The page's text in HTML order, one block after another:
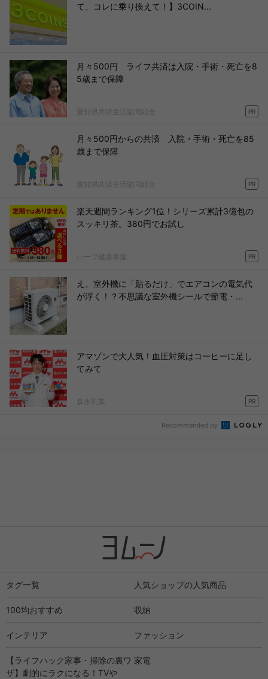
て、コレに乗り換えて！】3COIN...
月々500円 ライフ共済は入院・手術・死亡を8
5歳まで保障
愛知県共済生活協同組合 PR
月々500円からの共済 入院・手術・死亡を85
歳まで保障
愛知県共済生活協同組合 PR
楽天週間ランキング1位！シリーズ累計3億包の
スッキリ茶。380円でお試し
ハーブ健康本舗 PR
え、室外機に「貼るだけ」でエアコンの電気代
が浮く！？不思議な室外機シールで節電・...
アマゾンで大人気！血圧対策はコーヒーに足し
てみて
森永乳業 PR
Recommended by
タグ一覧 人気ショップの人気商品
100均おすすめ 収納
インテリア ファッション
【ライフハック家事・掃除の裏ワ
ザ】劇的にラクになる！TVや
家電